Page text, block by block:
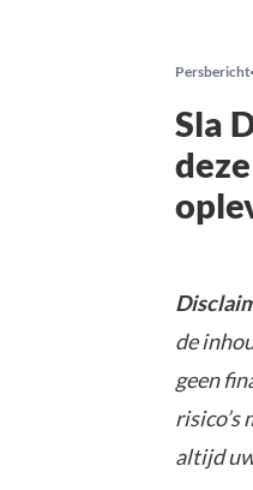
Persbericht
Sla
de
geen
risico’s
altijd